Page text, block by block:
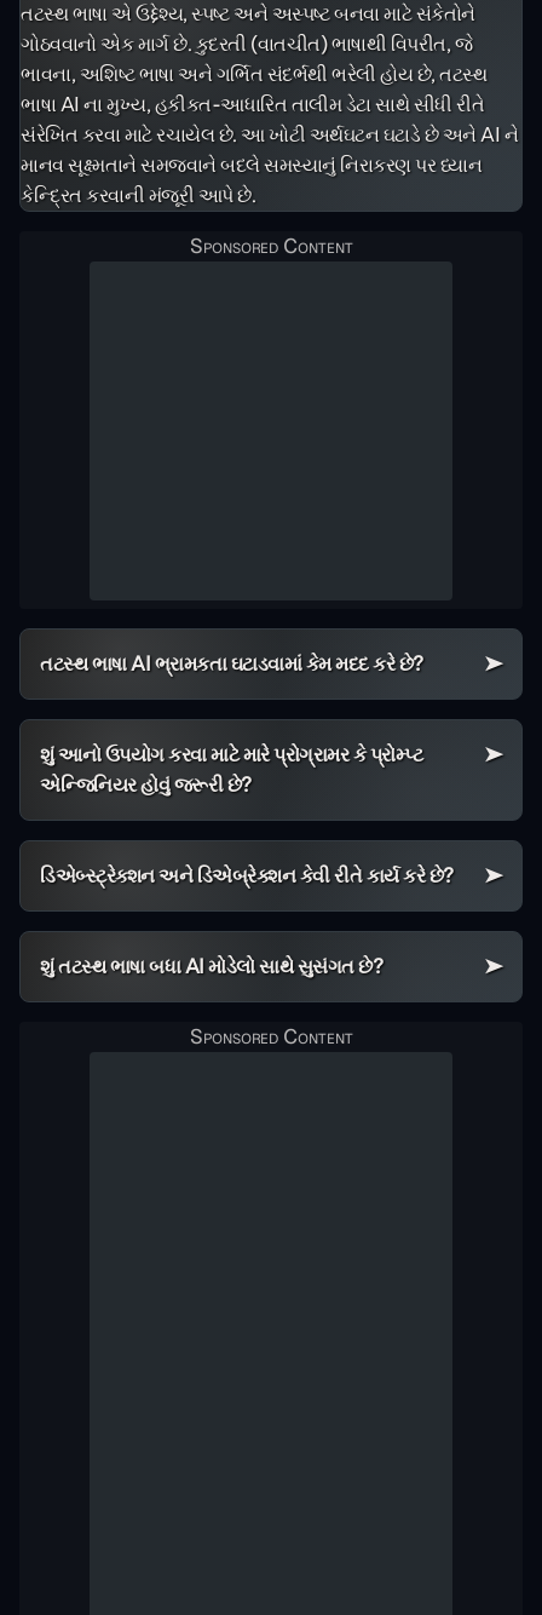
તટસ્થ ભાષા એ ઉદ્દેશ્ય, સ્પષ્ટ અને અસ્પષ્ટ બનવા માટે સંકેતોને
ગોઠવવાનો એક માર્ગ છે. કુદરતી (વાતચીત) ભાષાથી વિપરીત, જે
ભાવના, અશિષ્ટ ભાષા અને ગર્ભિત સંદર્ભથી ભરેલી હોય છે, તટસ્થ
ભાષા AI ના મુખ્ય, હકીકત-આધારિત તાલીમ ડેટા સાથે સીધી રીતે
સંરેખિત કરવા માટે રચાયેલ છે. આ ખોટી અર્થઘટન ઘટાડે છે અને AI ને
માનવ સૂક્ષ્મતાને સમજવાને બદલે સમસ્યાનું નિરાકરણ પર ધ્યાન
કેન્દ્રિત કરવાની મંજૂરી આપે છે.
તટસ્થ ભાષા AI ભ્રામકતા ઘટાડવામાં કેમ મદદ કરે છે?
શું આનો ઉપયોગ કરવા માટે મારે પ્રોગ્રામર કે પ્રોમ્પ્ટ
એન્જિનિયર હોવું જરૂરી છે?
ડિએબ્સ્ટ્રેક્શન અને ડિએબ્રેક્શન કેવી રીતે કાર્ય કરે છે?
શું તટસ્થ ભાષા બધા AI મોડેલો સાથે સુસંગત છે?